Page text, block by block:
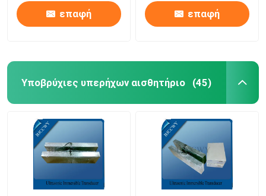
επαφή επαφή
Υποβρύχιες υπερήχων αισθητήριο (45)